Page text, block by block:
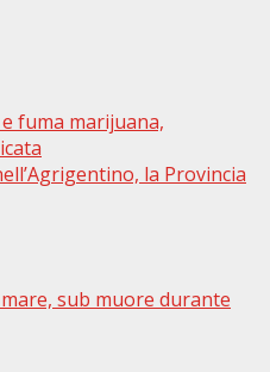
fuma marijuana,
la Provincia
sub muore durante